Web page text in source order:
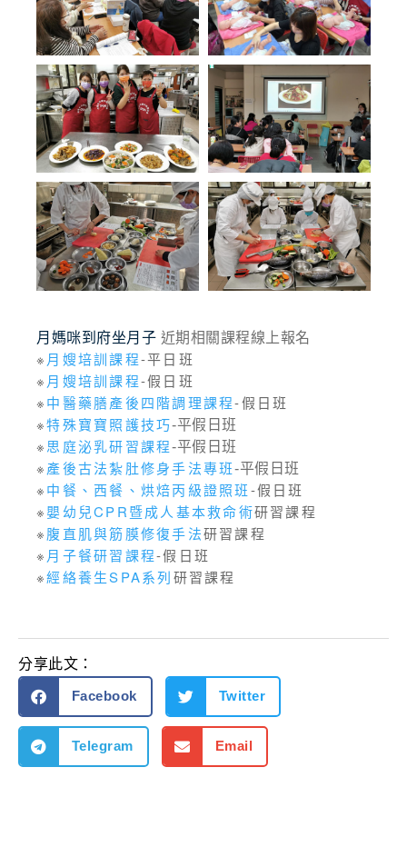
月媽咪到府坐月子 近期相關課程線上報名
※ 月嫂培訓課程-平日班
※ 月嫂培訓課程-假日班
※中醫藥膳產後四階調理課程-假日班
※特殊寶寶照護技巧-平假日班
※思庭泌乳研習課程-平假日班
※產後古法紮肚修身手法專班-平假日班
※中餐、西餐、烘焙丙級證照班-假日班
※嬰幼兒CPR暨成人基本救命術研習課程
※腹直肌與筋膜修復手法研習課程
※ 月子餐研習課程-假日班
※經絡養生SPA系列研習課程
分享此文：
Facebook Twitter
Telegram Email